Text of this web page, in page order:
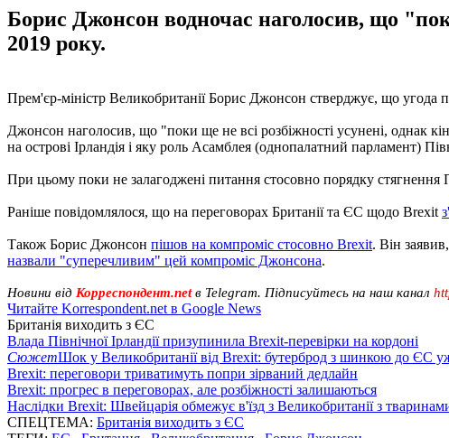
Борис Джонсон водночас наголосив, що
2019 року.
Прем'єр-міністр Великобританії Борис Джонсон стверджує, що
Джонсон наголосив, що "поки ще не всі розбіжності усунені, однак
на острові Ірландія і яку роль Асамблея (однопалатний парламент)
При цьому поки не залагоджені питання стосовно порядку
Раніше повідомлялося, що на переговорах Британії та ЄС щодо Brexit
Також Борис Джонсон пішов на компроміс стосовно Brexit. Він
назвали "суперечливим" цей компроміс Джонсона.
Новини від Корреспондент.netв Telegram. Підписуйтесь на наш канал
Читайте Korrespondent.net в Google News
Британія виходить з ЄС
Влада Північної Ірландії призупинила Brexit-перевірки на кордоні
СюжетШок у Великобританії від Brexit: бутерброд з шинкою до ЄС
Brexit: переговори триватимуть попри зірваний дедлайн
Brexit: прогрес в переговорах, але розбіжності залишаються
Наслідки Brexit: Швейцарія обмежує в'їзд з Великобританії з
СПЕЦТЕМА: Британія виходить з ЄС